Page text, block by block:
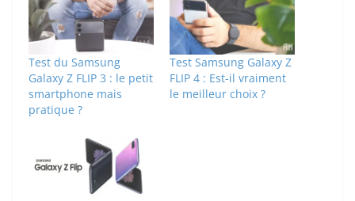
Test du Samsung
Galaxy Z FLIP 3 : le petit
smartphone mais
pratique ?
Test Samsung Galaxy Z
FLIP 4 : Est-il vraiment
le meilleur choix ?